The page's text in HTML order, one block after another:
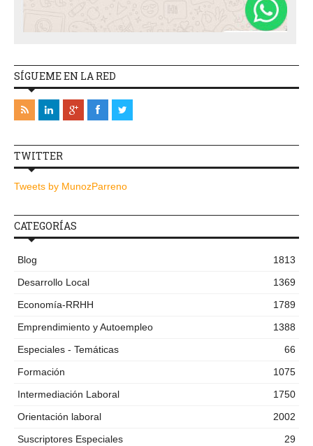
SÍGUEME EN LA RED
TWITTER
Tweets by MunozParreno
CATEGORÍAS
Blog
1813
Desarrollo Local
1369
Economía-RRHH
1789
Emprendimiento y Autoempleo
1388
Especiales - Temáticas
66
Formación
1075
Intermediación Laboral
1750
Orientación laboral
2002
Suscriptores Especiales
29